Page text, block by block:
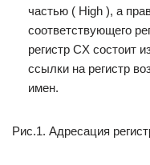
частью ( High ), а
соответствующего
регистр CX состоит
ссылки на регистр
имен.
Рис.1. Адресация